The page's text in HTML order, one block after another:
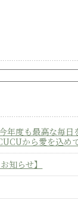
年度も最高な毎日
から愛を込めて
知らせ】